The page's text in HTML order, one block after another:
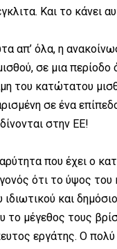
Και το κάνει
απ’ όλα, η
σε μια περίοδο
του κατώτατου
σε ένα
στην ΕΕ!
που έχει ο
ότι το ύψος
και
το μέγεθος τους
εργάτης. Ο